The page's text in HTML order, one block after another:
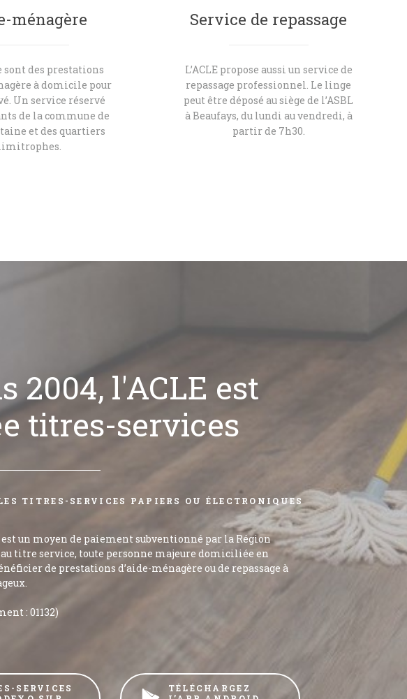
ménagère
sont des prestations
à domicile pour
Un service réservé
de la commune de
et des quartiers
Service de repassage
L’ACLE propose aussi un service de
repassage professionnel. Le linge
peut être déposé au siège de l’ASBL
à Beaufays, du lundi au vendredi, à
partir de 7h30.
2004, l'ACLE est
titres-services
TITRES-SERVICES PAPIERS OU ÉLECTRONIQUES
un moyen de paiement subventionné par la Région
titre service, toute personne majeure domiciliée en
de prestations d’aide-ménagère ou de repassage à
: 01132)
SERVICES
TÉLÉCHARGEZ